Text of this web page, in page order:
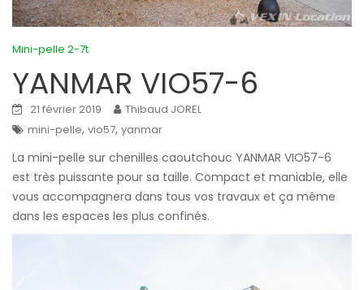
Mini-pelle 2-7t
YANMAR VIO57-6
21 février 2019
Thibaud JOREL
mini-pelle, vio57, yanmar
La mini-pelle sur chenilles caoutchouc YANMAR VIO57-6
est très puissante pour sa taille. Compact et maniable, elle
vous accompagnera dans tous vos travaux et ça même
dans les espaces les plus confinés.